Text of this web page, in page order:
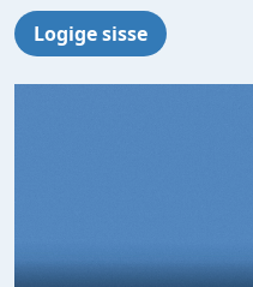
Logige sisse